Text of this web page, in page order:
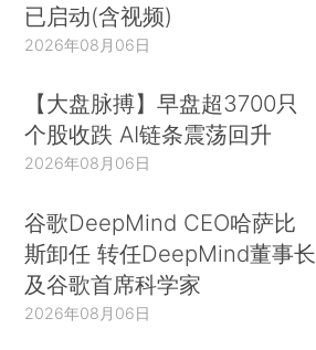
已启动(含视频)
2026年08月06日
【大盘脉搏】早盘超3700只
个股收跌 AI链条震荡回升
2026年08月06日
谷歌DeepMind CEO哈萨比
斯卸任 转任DeepMind董事长
及谷歌首席科学家
2026年08月06日